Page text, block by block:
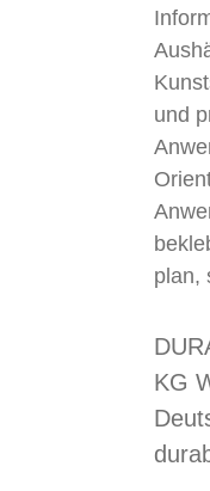
und
plan,
KG